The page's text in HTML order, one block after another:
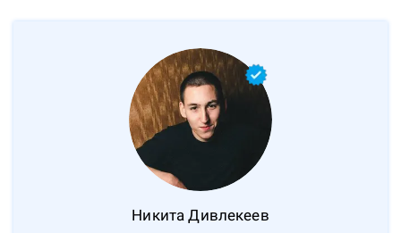
Никита Дивлекеев